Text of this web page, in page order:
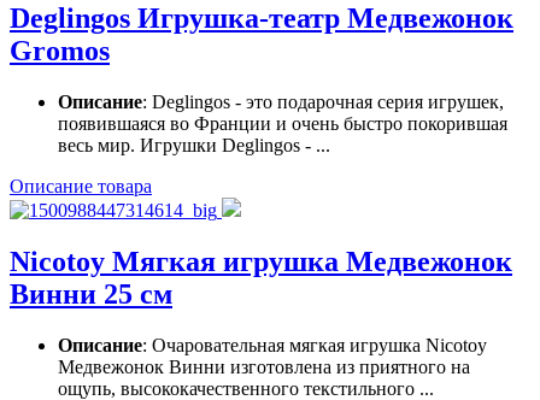
Deglingos Игрушка-театр Медвежонок
Gromos
Описание: Deglingos - это подарочная серия игрушек,
появившаяся во Франции и очень быстро покорившая
весь мир. Игрушки Deglingos - ...
Описание товара
Nicotoy Мягкая игрушка Медвежонок
Винни 25 см
Описание: Очаровательная мягкая игрушка Nicotoy
Медвежонок Винни изготовлена из приятного на
ощупь, высококачественного текстильного ...